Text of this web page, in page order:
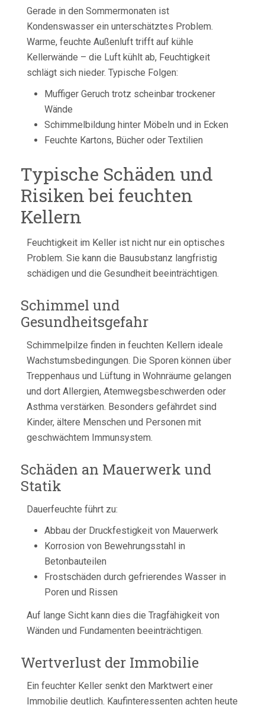
Gerade in den Sommermonaten ist
Kondenswasser ein unterschätztes Problem.
Warme, feuchte Außenluft trifft auf kühle
Kellerwände – die Luft kühlt ab, Feuchtigkeit
schlägt sich nieder. Typische Folgen:
Muffiger Geruch trotz scheinbar trockener
Wände
Schimmelbildung hinter Möbeln und in Ecken
Feuchte Kartons, Bücher oder Textilien
Typische Schäden und
Risiken bei feuchten
Kellern
Feuchtigkeit im Keller ist nicht nur ein optisches
Problem. Sie kann die Bausubstanz langfristig
schädigen und die Gesundheit beeinträchtigen.
Schimmel und
Gesundheitsgefahr
Schimmelpilze finden in feuchten Kellern ideale
Wachstumsbedingungen. Die Sporen können über
Treppenhaus und Lüftung in Wohnräume gelangen
und dort Allergien, Atemwegsbeschwerden oder
Asthma verstärken. Besonders gefährdet sind
Kinder, ältere Menschen und Personen mit
geschwächtem Immunsystem.
Schäden an Mauerwerk und
Statik
Dauerfeuchte führt zu:
Abbau der Druckfestigkeit von Mauerwerk
Korrosion von Bewehrungsstahl in
Betonbauteilen
Frostschäden durch gefrierendes Wasser in
Poren und Rissen
Auf lange Sicht kann dies die Tragfähigkeit von
Wänden und Fundamenten beeinträchtigen.
Wertverlust der Immobilie
Ein feuchter Keller senkt den Marktwert einer
Immobilie deutlich. Kaufinteressenten achten heute